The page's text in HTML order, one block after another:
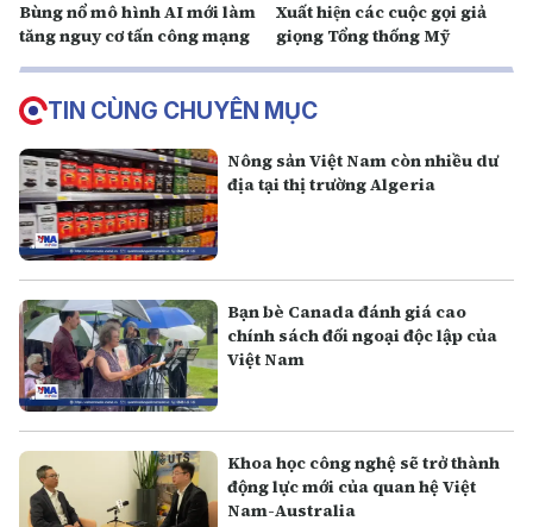
Bùng nổ mô hình AI mới làm
tăng nguy cơ tấn công mạng
Xuất hiện các cuộc gọi giả
giọng Tổng thống Mỹ
TIN CÙNG CHUYÊN MỤC
Nông sản Việt Nam còn nhiều dư
địa tại thị trường Algeria
Bạn bè Canada đánh giá cao
chính sách đối ngoại độc lập của
Việt Nam
Khoa học công nghệ sẽ trở thành
động lực mới của quan hệ Việt
Nam-Australia